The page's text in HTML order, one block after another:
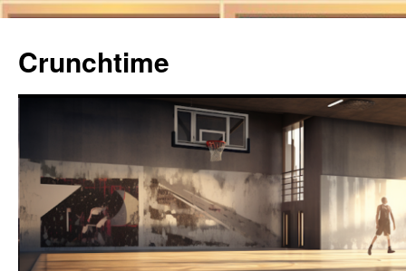
de
inhoud
Crunchtime